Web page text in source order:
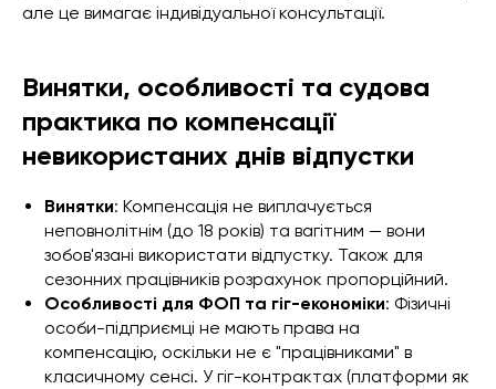
але це вимагає індивідуальної консультації.
Винятки, особливості та судова
практика по компенсації
невикористаних днів відпустки
Винятки: Компенсація не виплачується
неповнолітнім (до 18 років) та вагітним — вони
зобов'язані використати відпустку. Також для
сезонних працівників розрахунок пропорційний.
Особливості для ФОП та гіг-економіки: Фізичні
особи-підприємці не мають права на
компенсацію, оскільки не є "працівниками" в
класичному сенсі. У гіг-контрактах (платформи як